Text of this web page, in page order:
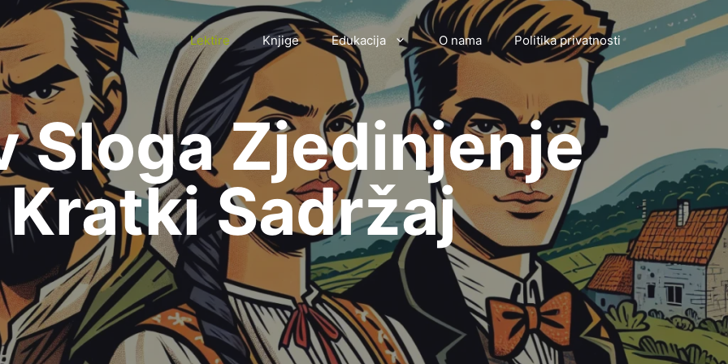
Lektire Knjige Edukacija O nama Politika privatnosti
Sloga Zjedinjenje
Sadržaj